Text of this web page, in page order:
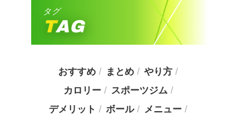
タグ
TAG
おすすめ まとめ
やり方
カロリー
スポーツジム
デメリット
ボール
メニュー